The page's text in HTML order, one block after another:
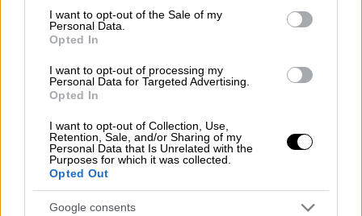
consent section.
I want to opt-out of the Sale of my
Personal Data.
Opted In
I want to opt-out of processing my
Personal Data for Targeted Advertising.
Opted In
I want to opt-out of Collection, Use,
Retention, Sale, and/or Sharing of my
Personal Data that Is Unrelated with the
Purposes for which it was collected.
Opted Out
Google consents
και Επικοινωνιών Δυτικής Θεσσαλονίκης,
στον Εύοσμο.
Εντός της μπλούζας του 39χρονου
βρέθηκε
επιμελώς κρυμμένη μία συσκευή
τηλεφωνικής επικοινωνίας ενώ στο αφτί
του έφερε ακουστικό τύπου ψείρα, μέσω
των οποίων επικοινωνούσε με τον 70χρονο.
ΟΛΕΣ ΟΙ ΕΙΔΗΣΕΙΣ